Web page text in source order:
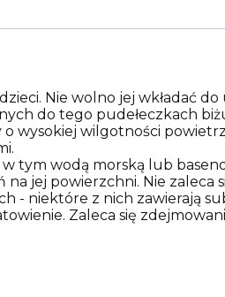
Nie wolno jej wkładać do
do tego pudełeczkach
o wysokiej wilgotności
tym wodą morską lub
jej powierzchni. Nie zaleca
- niektóre z nich zawierają
Zaleca się